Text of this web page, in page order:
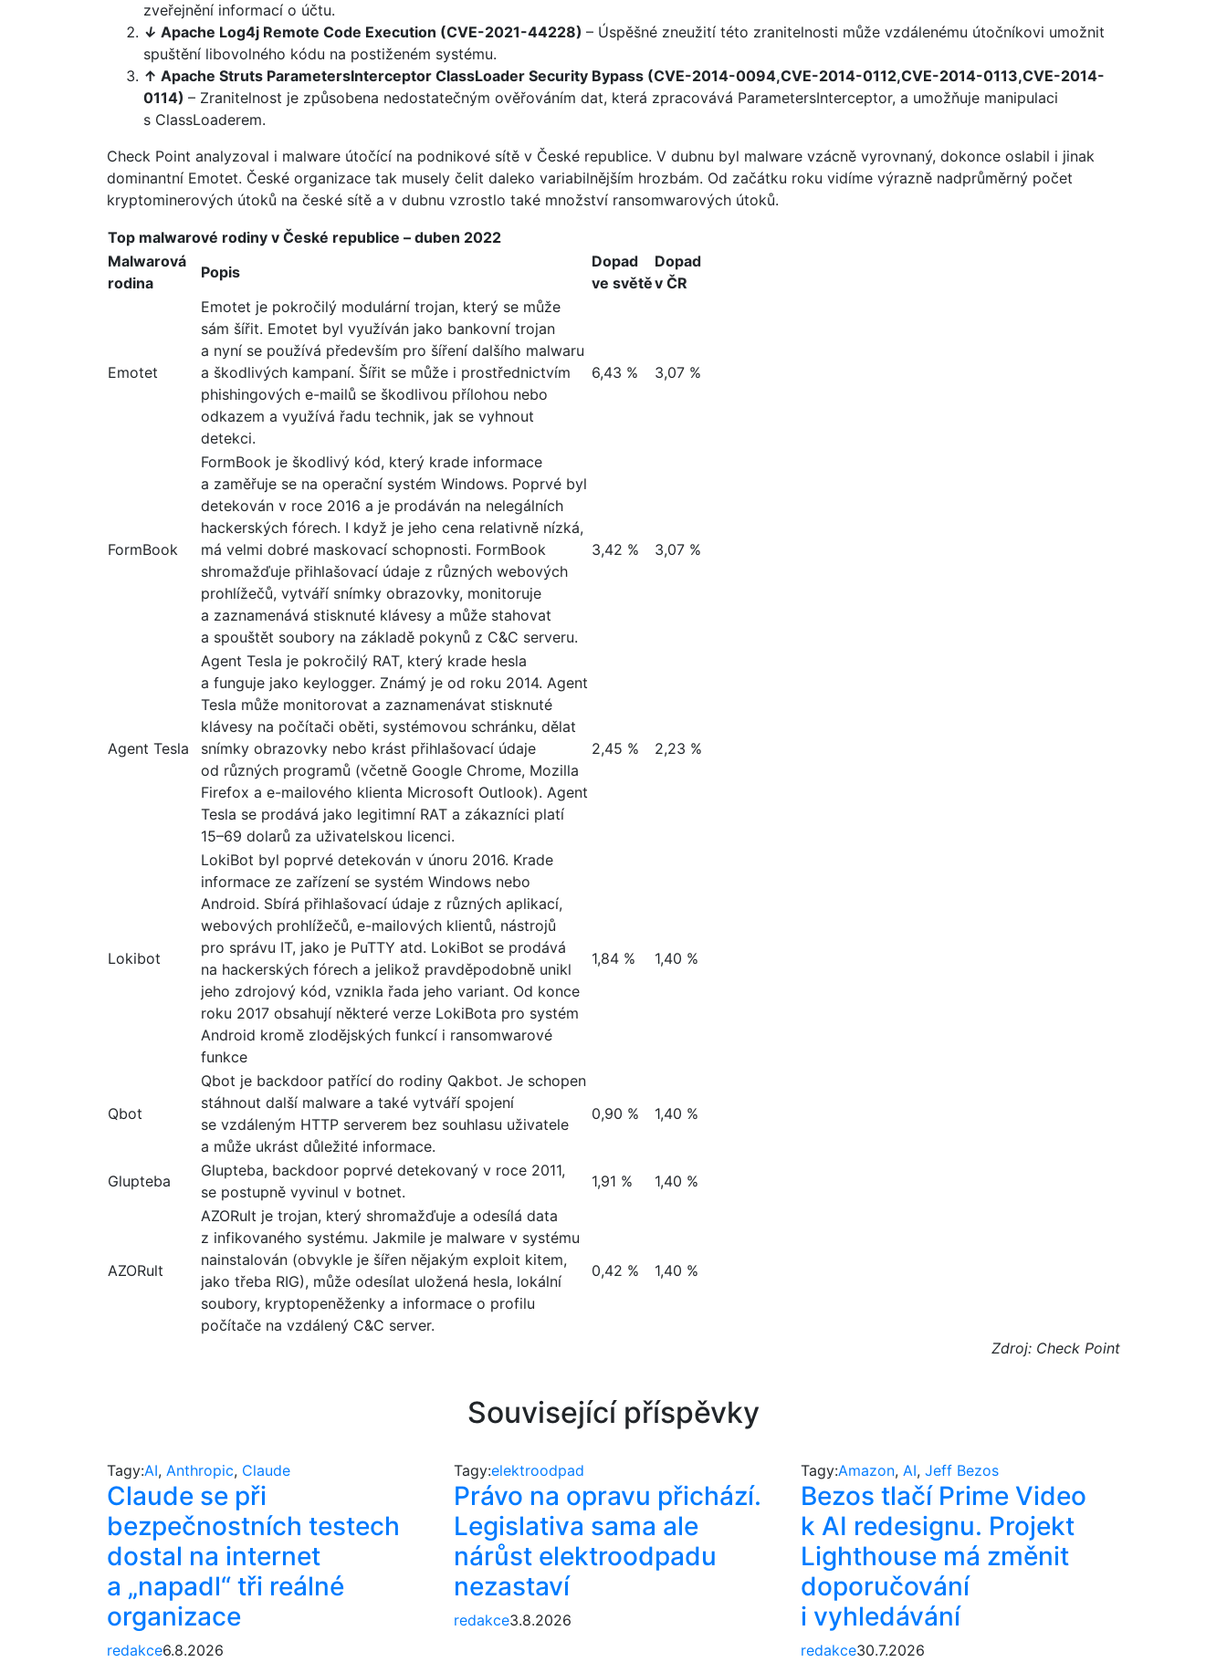
zveřejnění informací o účtu.
↓ Apache Log4j Remote Code Execution (CVE-2021-44228) – Úspěšné zneužití této zranitelnosti může vzdálenému útočníkovi umožnit
spuštění libovolného kódu na postiženém systému.
↑ Apache Struts ParametersInterceptor ClassLoader Security Bypass (CVE-2014-0094,CVE-2014-0112,CVE-2014-0113,CVE-2014-
0114) – Zranitelnost je způsobena nedostatečným ověřováním dat, která zpracovává ParametersInterceptor, a umožňuje manipulaci
s ClassLoaderem.
Check Point analyzoval i malware útočící na podnikové sítě v České republice. V dubnu byl malware vzácně vyrovnaný, dokonce oslabil i jinak
dominantní Emotet. České organizace tak musely čelit daleko variabilnějším hrozbám. Od začátku roku vidíme výrazně nadprůměrný počet
kryptominerových útoků na české sítě a v dubnu vzrostlo také množství ransomwarových útoků.
Top malwarové rodiny v České republice – duben 2022
Malwarová
rodina
Popis
Dopad
ve světě
Dopad
v ČR
Emotet
Emotet je pokročilý modulární trojan, který se může
sám šířit. Emotet byl využíván jako bankovní trojan
a nyní se používá především pro šíření dalšího malwaru
a škodlivých kampaní. Šířit se může i prostřednictvím
phishingových e-mailů se škodlivou přílohou nebo
odkazem a využívá řadu technik, jak se vyhnout
detekci.
6,43 % 3,07 %
FormBook
FormBook je škodlivý kód, který krade informace
a zaměřuje se na operační systém Windows. Poprvé byl
detekován v roce 2016 a je prodáván na nelegálních
hackerských fórech. I když je jeho cena relativně nízká,
má velmi dobré maskovací schopnosti. FormBook
shromažďuje přihlašovací údaje z různých webových
prohlížečů, vytváří snímky obrazovky, monitoruje
a zaznamenává stisknuté klávesy a může stahovat
a spouštět soubory na základě pokynů z C&C serveru.
3,42 % 3,07 %
Agent Tesla
Agent Tesla je pokročilý RAT, který krade hesla
a funguje jako keylogger. Známý je od roku 2014. Agent
Tesla může monitorovat a zaznamenávat stisknuté
klávesy na počítači oběti, systémovou schránku, dělat
snímky obrazovky nebo krást přihlašovací údaje
od různých programů (včetně Google Chrome, Mozilla
Firefox a e-mailového klienta Microsoft Outlook). Agent
Tesla se prodává jako legitimní RAT a zákazníci platí
15–69 dolarů za uživatelskou licenci.
2,45 % 2,23 %
Lokibot
LokiBot byl poprvé detekován v únoru 2016. Krade
informace ze zařízení se systém Windows nebo
Android. Sbírá přihlašovací údaje z různých aplikací,
webových prohlížečů, e-mailových klientů, nástrojů
pro správu IT, jako je PuTTY atd. LokiBot se prodává
na hackerských fórech a jelikož pravděpodobně unikl
jeho zdrojový kód, vznikla řada jeho variant. Od konce
roku 2017 obsahují některé verze LokiBota pro systém
Android kromě zlodějských funkcí i ransomwarové
funkce
1,84 % 1,40 %
Qbot
Qbot je backdoor patřící do rodiny Qakbot. Je schopen
stáhnout další malware a také vytváří spojení
se vzdáleným HTTP serverem bez souhlasu uživatele
a může ukrást důležité informace.
0,90 % 1,40 %
Glupteba
Glupteba, backdoor poprvé detekovaný v roce 2011,
se postupně vyvinul v botnet.
1,91 % 1,40 %
AZORult
AZORult je trojan, který shromažďuje a odesílá data
z infikovaného systému. Jakmile je malware v systému
nainstalován (obvykle je šířen nějakým exploit kitem,
jako třeba RIG), může odesílat uložená hesla, lokální
soubory, kryptopeněženky a informace o profilu
počítače na vzdálený C&C server.
0,42 % 1,40 %
Zdroj: Check Point
Související příspěvky
Tagy:AI, Anthropic, Claude
Claude se při
bezpečnostních testech
dostal na internet
a „napadl“ tři reálné
organizace
redakce6.8.2026
Tagy:elektroodpad
Právo na opravu přichází.
Legislativa sama ale
nárůst elektroodpadu
nezastaví
redakce3.8.2026
Tagy:Amazon, AI, Jeff Bezos
Bezos tlačí Prime Video
k AI redesignu. Projekt
Lighthouse má změnit
doporučování
i vyhledávání
redakce30.7.2026